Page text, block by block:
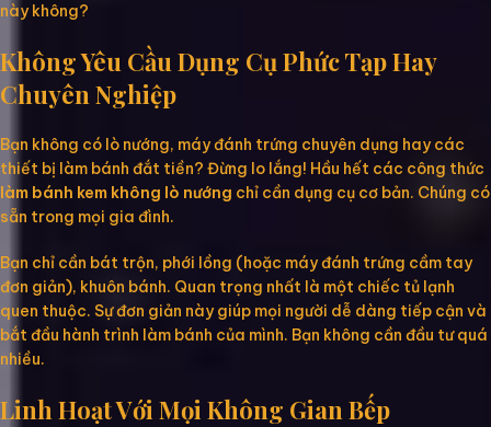
này không?
Không Yêu Cầu Dụng Cụ Phức Tạp Hay
Chuyên Nghiệp
Bạn không có lò nướng, máy đánh trứng chuyên dụng hay các
thiết bị làm bánh đắt tiền? Đừng lo lắng! Hầu hết các công thức
làm bánh kem không lò nướng chỉ cần dụng cụ cơ bản. Chúng có
sẵn trong mọi gia đình.
Bạn chỉ cần bát trộn, phới lồng (hoặc máy đánh trứng cầm tay
đơn giản), khuôn bánh. Quan trọng nhất là một chiếc tủ lạnh
quen thuộc. Sự đơn giản này giúp mọi người dễ dàng tiếp cận và
bắt đầu hành trình làm bánh của mình. Bạn không cần đầu tư quá
nhiều.
Linh Hoạt Với Mọi Không Gian Bếp